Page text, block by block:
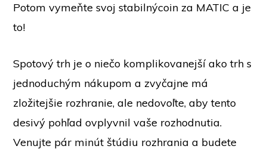
Potom vymeňte svoj stabilnýcoin za MATIC a je
to!
Spotový trh je o niečo komplikovanejší ako trh s
jednoduchým nákupom a zvyčajne má
zložitejšie rozhranie, ale nedovoľte, aby tento
desivý pohľad ovplyvnil vaše rozhodnutia.
Venujte pár minút štúdiu rozhrania a budete